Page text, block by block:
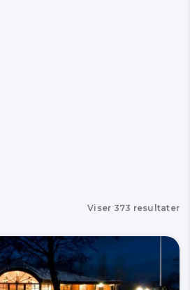
Viser 373 resultater